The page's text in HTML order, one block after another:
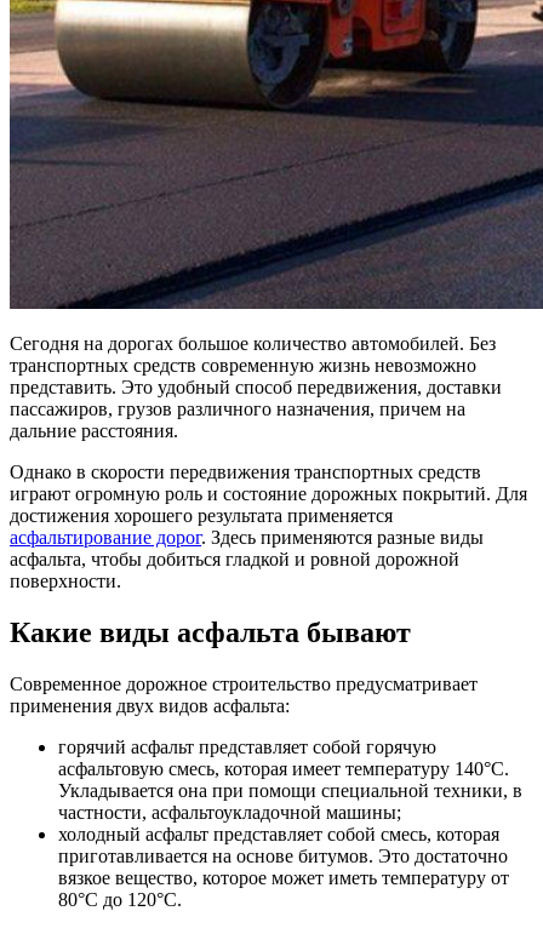
Сегодня на дорогах большое количество автомобилей. Без
транспортных средств современную жизнь невозможно
представить. Это удобный способ передвижения, доставки
пассажиров, грузов различного назначения, причем на
дальние расстояния.
Однако в скорости передвижения транспортных средств
играют огромную роль и состояние дорожных покрытий. Для
достижения хорошего результата применяется
асфальтирование дорог. Здесь применяются разные виды
асфальта, чтобы добиться гладкой и ровной дорожной
поверхности.
Какие виды асфальта бывают
Современное дорожное строительство предусматривает
применения двух видов асфальта:
горячий асфальт представляет собой горячую
асфальтовую смесь, которая имеет температуру 140°С.
Укладывается она при помощи специальной техники, в
частности, асфальтоукладочной машины;
холодный асфальт представляет собой смесь, которая
приготавливается на основе битумов. Это достаточно
вязкое вещество, которое может иметь температуру от
80°С до 120°С.